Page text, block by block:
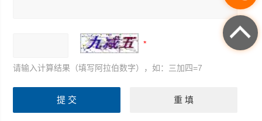
请输入计算结果（填写阿拉伯数字），如：三加四=7